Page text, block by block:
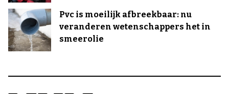
Pvc is moeilijk afbreekbaar: nu
veranderen wetenschappers het in
smeerolie